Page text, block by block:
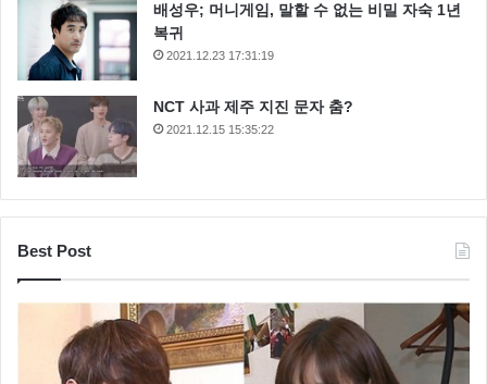
배성우; 머니게임, 말할 수 없는 비밀 자숙 1년
복귀
2021.12.23 17:31:19
NCT 사과 제주 지진 문자 춤?
2021.12.15 15:35:22
Best Post